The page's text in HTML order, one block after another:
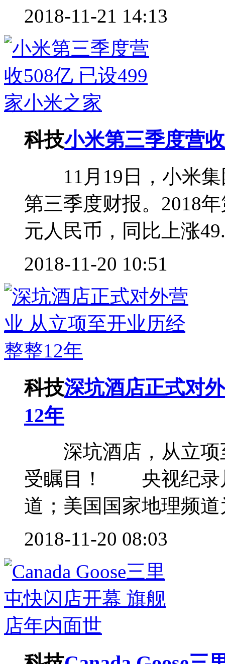
2018-11-21 14:13
科技小米第三季度营
11月19日，小米集
第三季度财报。2018
元人民币，同比上涨
2018-11-20 10:51
科技深坑酒店正式对
12年
深坑酒店，从立项
受瞩目！ 央视纪录
道；美国国家地理频
2018-11-20 08:03